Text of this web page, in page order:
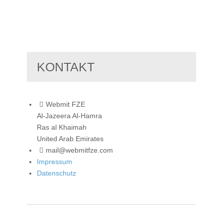
KONTAKT
Webmit FZE
Al-Jazeera Al-Hamra
Ras al Khaimah
United Arab Emirates
mail@webmitfze.com
Impressum
Datenschutz